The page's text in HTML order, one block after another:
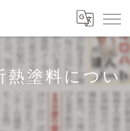
熱塗料につい